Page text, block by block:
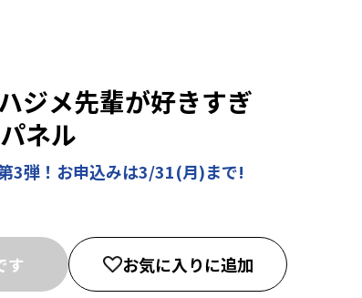
ジメ先輩が好きすぎ
ネル
3弾！お申込みは3/31(月)まで!
す お気に入りに追加